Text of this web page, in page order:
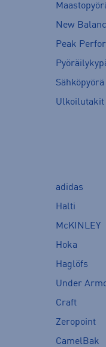
New
Peak
Sähköpyörä
Ulkoilutakit
adidas
Halti
McKINLEY
Hoka
Haglöfs
Under
Craft
Zeropoint
CamelBak